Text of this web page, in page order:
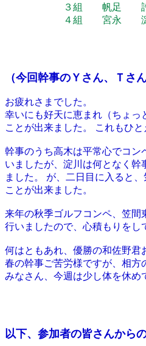
３組 帆足 許
４組 宮永 淀川
（今回幹事のＹさん、Ｔさ
お疲れさまでした。
幸いにも好天に恵まれ（ちょっ
ことが出来ました。 これもひ
幹事のうち高木は平常心でコン
いましたが、淀川は何となく
ました。 が、二日目に入ると
ことが出来ました。
来年の秋季ゴルフコンペ、笠間
行いましたので、心積もりをし
何はともあれ、優勝の和佐野君
春の幹事ご苦労様ですが、相方
みなさん、今週は少し体を休め
以下、参加者の皆さんから